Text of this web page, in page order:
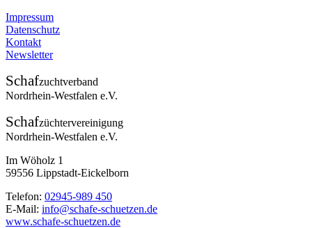
Impressum
Datenschutz
Kontakt
Newsletter
Schafzuchtverband
Nordrhein-Westfalen e.V.
Schafzüchtervereinigung
Nordrhein-Westfalen e.V.
Im Wöholz 1
59556 Lippstadt-Eickelborn
Telefon: 02945-989 450
E-Mail: info@schafe-schuetzen.de
www.schafe-schuetzen.de